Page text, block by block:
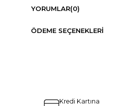
YORUMLAR(0)
ÖDEME SEÇENEKLERI
Kredi Kartına